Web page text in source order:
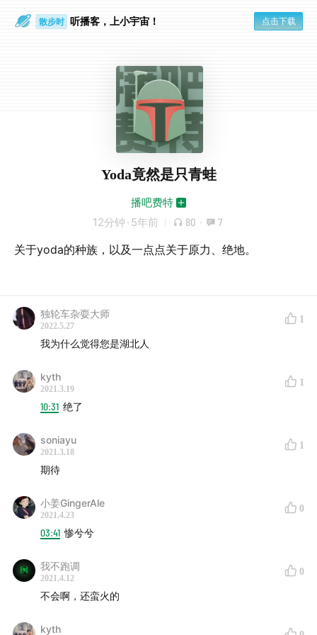
散步时 听播客，上小宇宙！ 点击下载
Yoda竟然是只青蛙
播吧费特
12分钟 · 5年前 80 · 7
关于yoda的种族，以及一点点关于原力、绝地。
独轮车杂耍大师
2022.5.27
1
我为什么觉得您是湖北人
kyth
2021.3.19
1
10:31 绝了
soniayu
2021.3.18
1
期待
小姜GingerAle
2021.4.23
0
03:41 惨兮兮
我不跑调
2021.4.12
0
不会啊，还蛮火的
kyth